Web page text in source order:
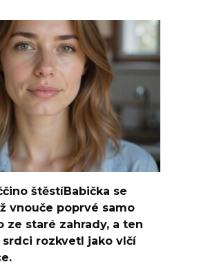
štěstíBabička se
vnouče poprvé samo
ze staré zahrady, a ten
srdci rozkvetl jako vlčí